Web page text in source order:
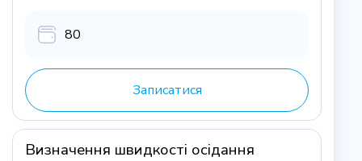
80
Записатися
Визначення швидкості осідання